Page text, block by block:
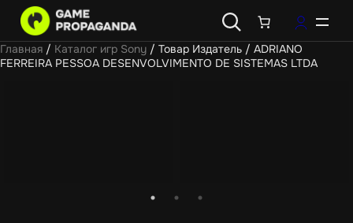
Главная / Каталог игр Sony / Товар Издатель / ADRIANO
FERREIRA PESSOA DESENVOLVIMENTO DE SISTEMAS LTDA